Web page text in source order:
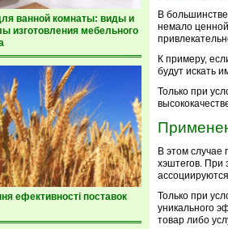
ванной комнаты: виды и
изготовления мебельного
ефективності поставок
В
немало
К примеру,
будут искать
Только при
В этом случае
хэштегов. При
Только при
уникального
товар либо